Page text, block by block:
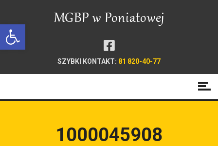
Open toolbar
SZYBKI KONTAKT: 81 820-40-77
1000045908